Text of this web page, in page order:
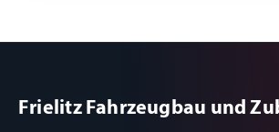
Frielitz Fahrzeugbau und